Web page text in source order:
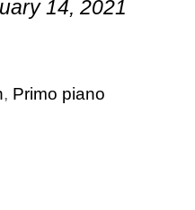
14, 2021
, Primo piano